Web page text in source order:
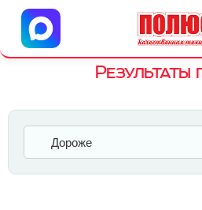
Центр бытовой
г. Ульяновск, ул.
Результаты